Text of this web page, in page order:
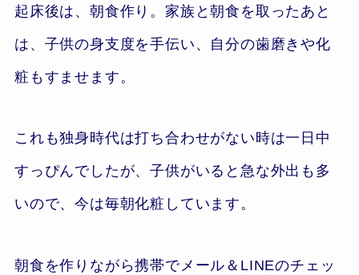
起床後は、朝食作り。家族と朝食を取ったあと
は、子供の身支度を手伝い、自分の歯磨きや化
粧もすませます。
これも独身時代は打ち合わせがない時は一日中
すっぴんでしたが、子供がいると急な外出も多
いので、今は毎朝化粧しています。
朝食を作りながら携帯でメール＆LINEのチェッ